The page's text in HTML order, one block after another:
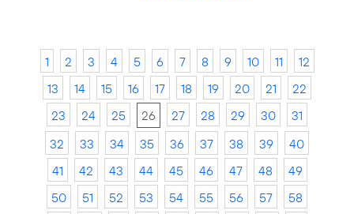
1 2 3 4 5 6 7 8 9 10 11
12
13
14 15 16 17 18 19 20 21
22
23
24 25 26 27 28 29 30
31
32
33 34 35 36 37 38 39
40
41
42 43 44 45 46 47 48
49
50
51 52 53 54 55 56 57
58